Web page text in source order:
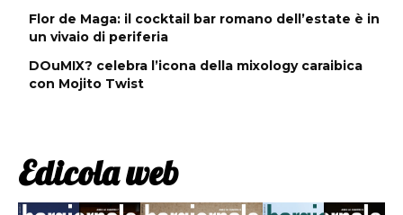
Flor de Maga: il cocktail bar romano dell’estate è in
un vivaio di periferia
DOuMIX? celebra l’icona della mixology caraibica
con Mojito Twist
Edicola web